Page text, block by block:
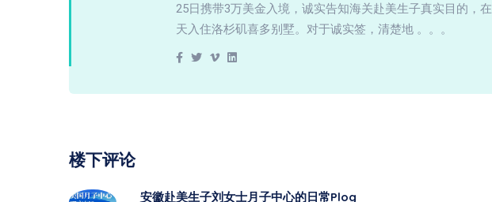
25日携带3万美金入境，诚实告知海关赴美生子真实目的，
天入住洛杉矶喜多别墅。对于诚实签，清楚地 。。。
楼下评论
安徽赴美生子刘女士月子中心的日常plog